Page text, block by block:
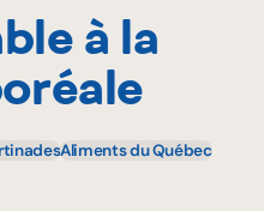
à la
Aliments du Québec